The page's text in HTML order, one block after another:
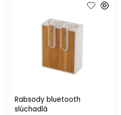
Rabsody bluetooth
slúchadlá